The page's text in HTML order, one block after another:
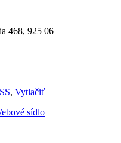
468, 925 06
, Vytlačiť
sídlo